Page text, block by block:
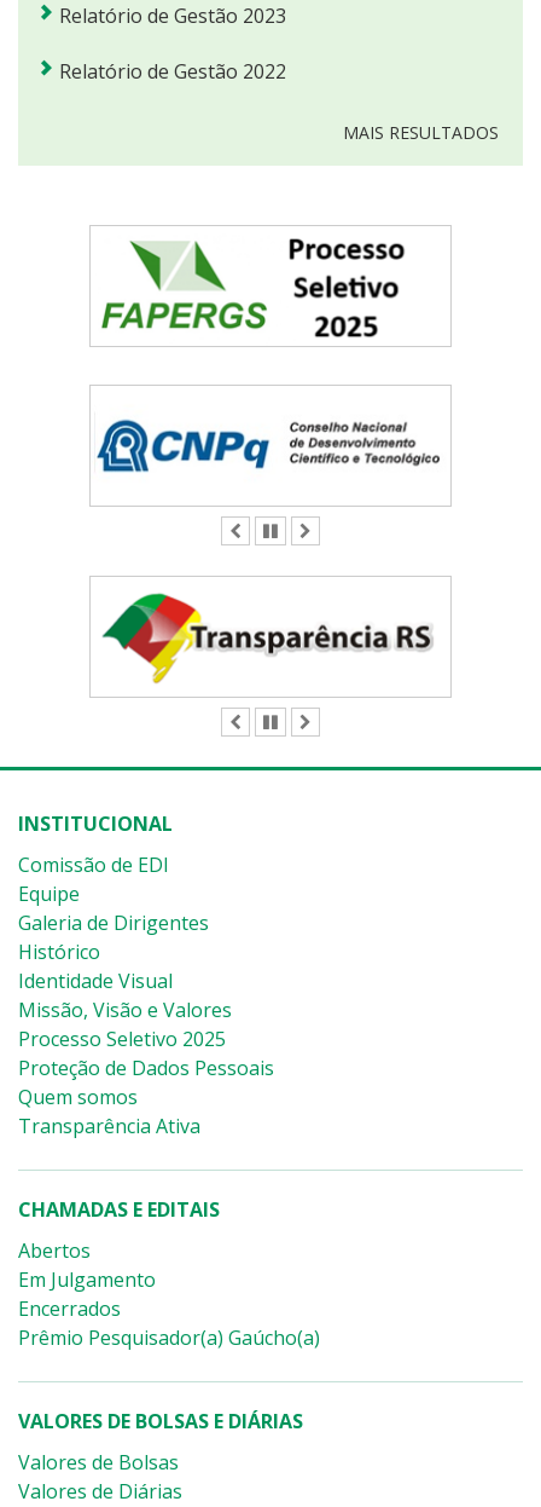
Relatório de Gestão 2023
Relatório de Gestão 2022
MAIS RESULTADOS
ANTERIOR
PAUSAR
ANTERIOR
PAUSAR
INSTITUCIONAL
Comissão de EDI
Equipe
Galeria de Dirigentes
Histórico
Identidade Visual
Missão, Visão e Valores
Processo Seletivo 2025
Proteção de Dados Pessoais
Quem somos
Transparência Ativa
CHAMADAS E EDITAIS
Abertos
Em Julgamento
Encerrados
Prêmio Pesquisador(a) Gaúcho(a)
VALORES DE BOLSAS E DIÁRIAS
Valores de Bolsas
Valores de Diárias